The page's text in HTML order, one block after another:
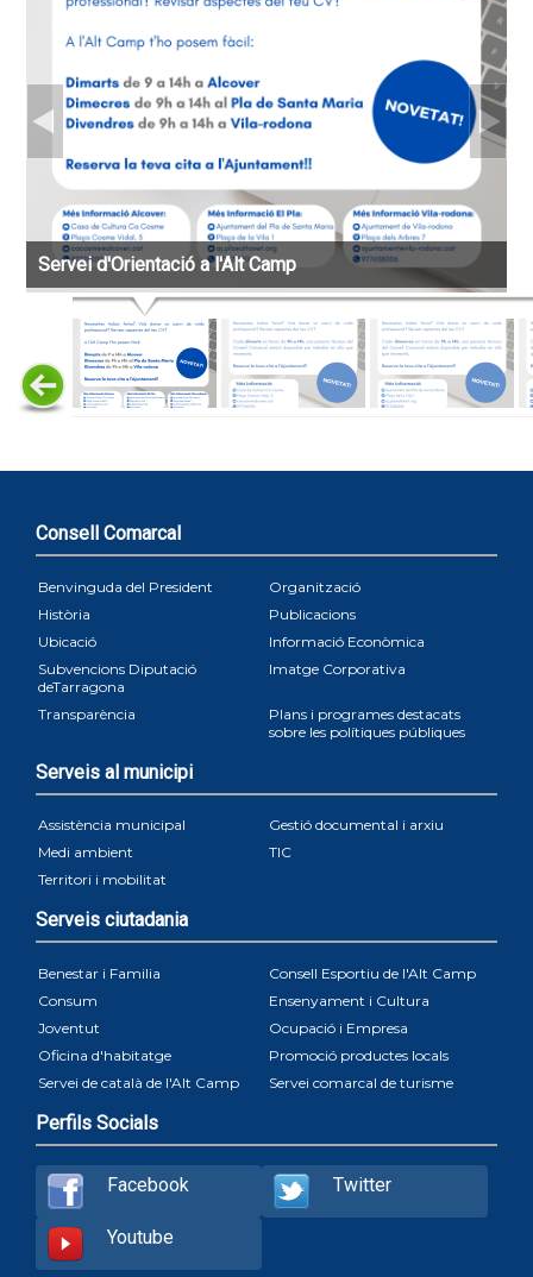
Servei d'Orientació a l'Alt Camp
Consell Comarcal
Benvinguda del President
Organització
Història
Publicacions
Ubicació
Informació Econòmica
Subvencions Diputació
deTarragona
Imatge Corporativa
Transparència
Plans i programes destacats
sobre les polítiques públiques
Serveis al municipi
Assistència municipal
Gestió documental i arxiu
Medi ambient
TIC
Territori i mobilitat
Serveis ciutadania
Benestar i Familia
Consell Esportiu de l'Alt Camp
Consum
Ensenyament i Cultura
Joventut
Ocupació i Empresa
Oficina d'habitatge
Promoció productes locals
Servei de català de l'Alt Camp
Servei comarcal de turisme
Perfils Socials
Facebook Twitter
Youtube